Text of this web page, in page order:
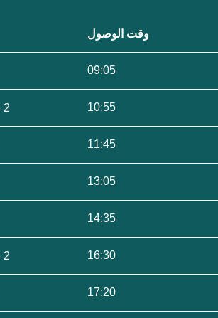
وقت الوصول
09:05
10:55 2 ساعات 55 دقيقة
11:45
13:05
14:35
16:30 2 ساعات 55 دقيقة
17:20